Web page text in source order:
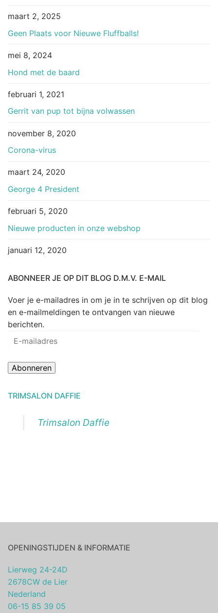
maart 2, 2025
Geen Plaats voor Nieuwe Fluffballs!
mei 8, 2024
Hond met de baard
februari 1, 2021
Gerrit van pup tot bijna volwassen
november 8, 2020
Corona-virus
maart 24, 2020
George 4 President
februari 5, 2020
Nieuwe producten in onze webshop
januari 12, 2020
ABONNEER JE OP DIT BLOG D.M.V. E-MAIL
Voer je e-mailadres in om je in te schrijven op dit blog
en e-mailmeldingen te ontvangen van nieuwe
berichten.
E-
Abonneren
TRIMSALON DAFFIE
Trimsalon Daffie
OPENINGSTIJDEN & INFORMATIE
Lierweg 24-24D
2678CW de Lier
Nederland
06-15 85 39 05